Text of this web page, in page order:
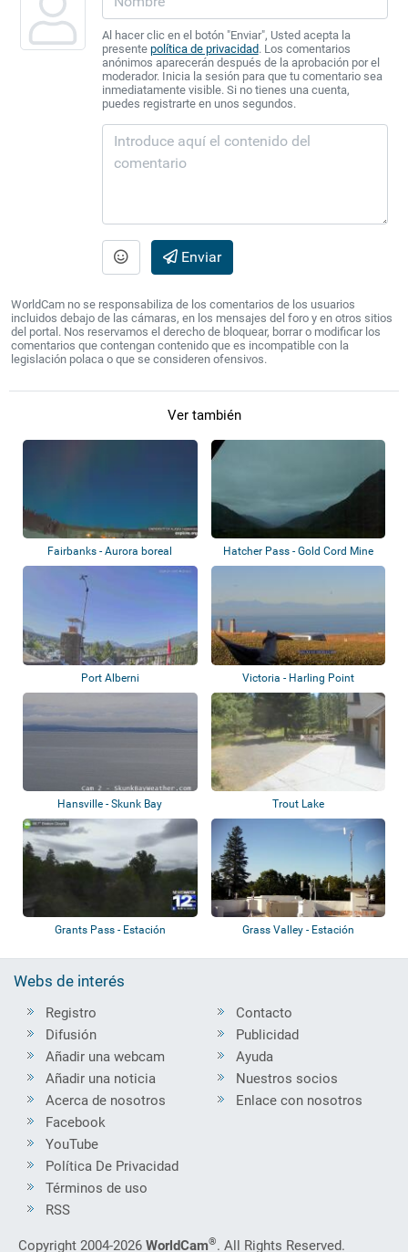
Al hacer clic en el botón "Enviar", Usted acepta la
presente política de privacidad. Los comentarios
anónimos aparecerán después de la aprobación por el
moderador. Inicia la sesión para que tu comentario sea
inmediatamente visible. Si no tienes una cuenta,
puedes registrarte en unos segundos.
Enviar
WorldCam no se responsabiliza de los comentarios de los usuarios
incluidos debajo de las cámaras, en los mensajes del foro y en otros sitios
del portal. Nos reservamos el derecho de bloquear, borrar o modificar los
comentarios que contengan contenido que es incompatible con la
legislación polaca o que se consideren ofensivos.
Ver también
Fairbanks - Aurora boreal Hatcher Pass - Gold Cord Mine
Port Alberni Victoria - Harling Point
Hansville - Skunk Bay Trout Lake
Grants Pass - Estación
Grass Valley - Estación
Webs de interés
Registro
Difusión
Añadir una webcam
Añadir una noticia
Acerca de nosotros
Contacto
Publicidad
Ayuda
Nuestros socios
Enlace con nosotros
Facebook
YouTube
Política De Privacidad
Términos de uso
RSS
Copyright 2004-2026 WorldCam®. All Rights Reserved.